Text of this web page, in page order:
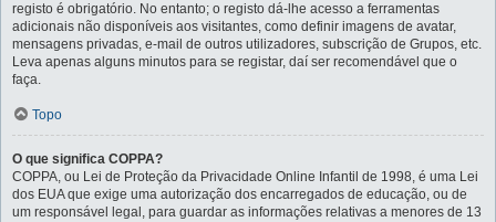
registo é obrigatório. No entanto; o registo dá-lhe acesso a ferramentas
adicionais não disponíveis aos visitantes, como definir imagens de avatar,
mensagens privadas, e-mail de outros utilizadores, subscrição de Grupos, etc.
Leva apenas alguns minutos para se registar, daí ser recomendável que o
faça.
Topo
O que significa COPPA?
COPPA, ou Lei de Proteção da Privacidade Online Infantil de 1998, é uma Lei
dos EUA que exige uma autorização dos encarregados de educação, ou de
um responsável legal, para guardar as informações relativas a menores de 13